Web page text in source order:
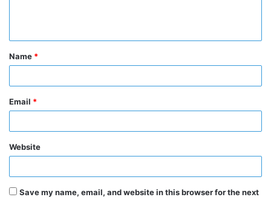
t
*
Name *
Email *
Website
Save my name, email, and website in this browser for the next